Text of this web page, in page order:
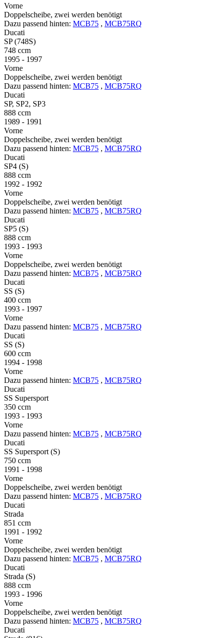
Vorne
Doppelscheibe, zwei werden benötigt
Dazu passend hinten: MCB75 , MCB75RQ
Ducati
SP (748S)
748 ccm
1995 - 1997
Vorne
Doppelscheibe, zwei werden benötigt
Dazu passend hinten: MCB75 , MCB75RQ
Ducati
SP, SP2, SP3
888 ccm
1989 - 1991
Vorne
Doppelscheibe, zwei werden benötigt
Dazu passend hinten: MCB75 , MCB75RQ
Ducati
SP4 (S)
888 ccm
1992 - 1992
Vorne
Doppelscheibe, zwei werden benötigt
Dazu passend hinten: MCB75 , MCB75RQ
Ducati
SP5 (S)
888 ccm
1993 - 1993
Vorne
Doppelscheibe, zwei werden benötigt
Dazu passend hinten: MCB75 , MCB75RQ
Ducati
SS (S)
400 ccm
1993 - 1997
Vorne
Dazu passend hinten: MCB75 , MCB75RQ
Ducati
SS (S)
600 ccm
1994 - 1998
Vorne
Dazu passend hinten: MCB75 , MCB75RQ
Ducati
SS Supersport
350 ccm
1993 - 1993
Vorne
Dazu passend hinten: MCB75 , MCB75RQ
Ducati
SS Supersport (S)
750 ccm
1991 - 1998
Vorne
Doppelscheibe, zwei werden benötigt
Dazu passend hinten: MCB75 , MCB75RQ
Ducati
Strada
851 ccm
1991 - 1992
Vorne
Doppelscheibe, zwei werden benötigt
Dazu passend hinten: MCB75 , MCB75RQ
Ducati
Strada (S)
888 ccm
1993 - 1996
Vorne
Doppelscheibe, zwei werden benötigt
Dazu passend hinten: MCB75 , MCB75RQ
Ducati